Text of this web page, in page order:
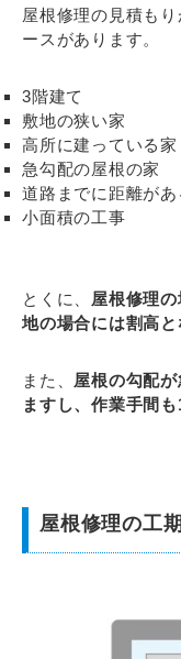
屋根修理の見積も
ースがあります。
3階建て
敷地の狭い家
高所に建っている家
急勾配の屋根の家
道路までに距離があ
小面積の工事
とくに、 屋根修理
地の場合には割高と
また、 屋根の勾配
ますし、作業手間
屋根修理の工